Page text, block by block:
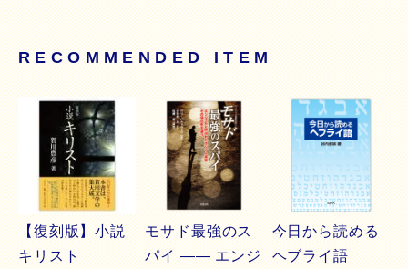
RECOMMENDED ITEM
【復刻版】小説
キリスト
モサド最強のス
パイ ―― エンジ
今日から読める
ヘブライ語